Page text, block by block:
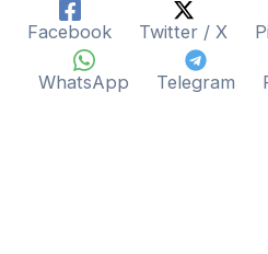
Facebook Twitter / X
WhatsApp Telegram